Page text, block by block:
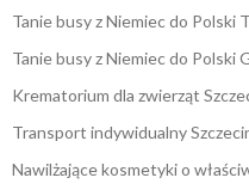
Tanie busy z Niemiec do Polski
Tanie busy z Niemiec do Polski
Krematorium dla zwierząt
Transport indywidualny
Nawilżające kosmetyki o